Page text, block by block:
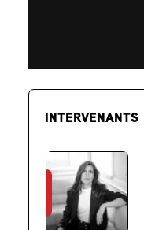
INTERVENANTS